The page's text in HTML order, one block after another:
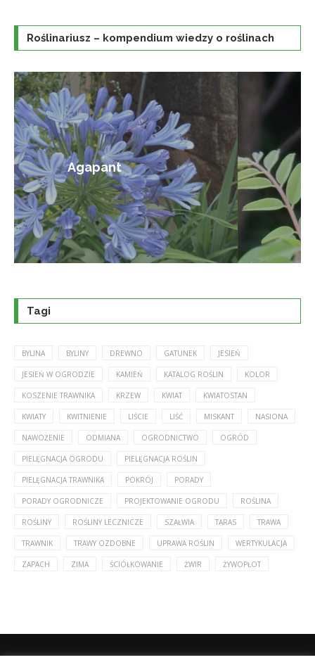
Roślinariusz – kompendium wiedzy o roślinach
Amorfa krzewiasta
Tagi
BYLINA BYLINY DREWNO GATUNEK JESIEŃ
JESIEŃ W OGRODZIE KAMIEŃ KATALOG ROŚLIN KOLOR
KOSZENIE TRAWNIKA KRZEW KWIAT KWIATOSTAN
KWIATY KWITNIENIE LIŚCIE LIŚĆ MISKANT NASIONA
NAWOŻENIE ODMIANA OGRODNICTWO OGRÓD
PIELĘGNACJA OGRODU PIELĘGNACJA ROŚLIN
PIELĘGNACJA TRAWNIKA POKRÓJ PORADY
PORADY OGRODNICZE PROJEKTOWANIE OGRODU ROŚLINA
ROŚLINY ROŚLINY LECZNICZE SZAŁWIA TARAS TRAWA
TRAWNIK TRAWY OZDOBNE UPRAWA ROŚLIN WERTYKULACJA
ZAPACH ZIMA ŚCIÓŁKOWANIE ŻWIR ŻYWOPŁOT